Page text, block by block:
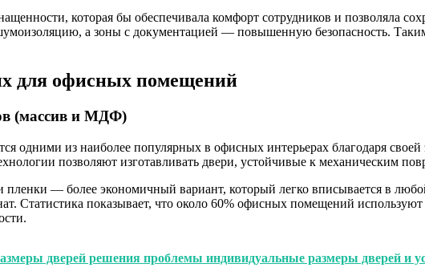
которая бы обеспечивала комфорт сотрудников и позволяла
а зоны с документацией — повышенную безопасность.
для офисных помещений
(массив и МДФ)
одними из наиболее популярных в офисных интерьерах благодаря
позволяют изготавливать двери, устойчивые к механическим
— более экономичный вариант, который легко вписывается в
Статистика показывает, что около 60% офисных помещений
дверей решения проблемы индивидуальные размеры дверей и